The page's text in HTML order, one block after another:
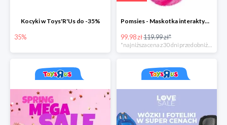
Kocyki w Toys'R'Us do -35%
35%
Pomsies - Maskotka interaktywna w super cenie
99.98 zł119.99 zł*